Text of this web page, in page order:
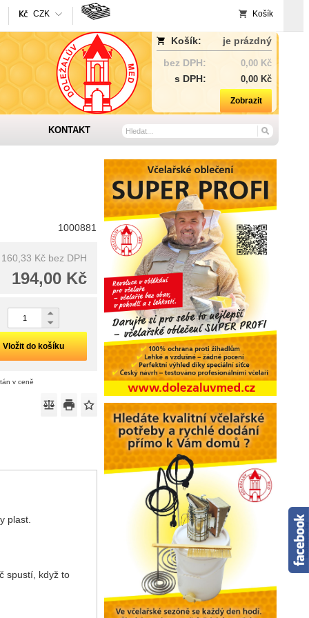
CZK Košík
Košík:
je prázdný
bez DPH:
0,00 Kč
s DPH: 0,00 Kč
Zobrazit
KONTAKT
1000881
160,33 Kč bez DPH
194,00 Kč
Vložit do košíku
v ceně
plast.
spustí, když to